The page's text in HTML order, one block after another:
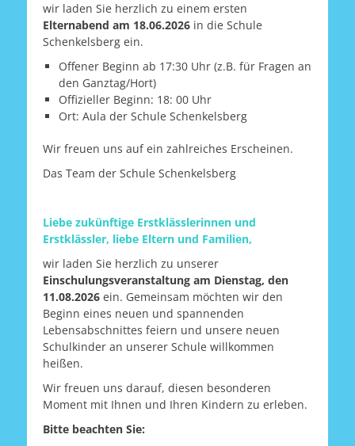
wir laden Sie herzlich zu einem ersten
Elternabend am 18.06.2026 in die Schule
Schenkelsberg ein.
Offener Beginn ab 17:30 Uhr (z.B. für Fragen an
den Ganztag/Hort)
Offizieller Beginn: 18: 00 Uhr
Ort: Aula der Schule Schenkelsberg
Wir freuen uns auf ein zahlreiches Erscheinen.
Das Team der Schule Schenkelsberg
Liebe zukünftige Erstklässlerinnen und
Erstklässler, liebe Eltern und Familien,
wir laden Sie herzlich zu unserer
Einschulungsveranstaltung am Dienstag, den
11.08.2026 ein. Gemeinsam möchten wir den
Beginn eines neuen und spannenden
Lebensabschnittes feiern und unsere neuen
Schulkinder an unserer Schule willkommen
heißen.
Wir freuen uns darauf, diesen besonderen
Moment mit Ihnen und Ihren Kindern zu erleben.
Bitte beachten Sie: